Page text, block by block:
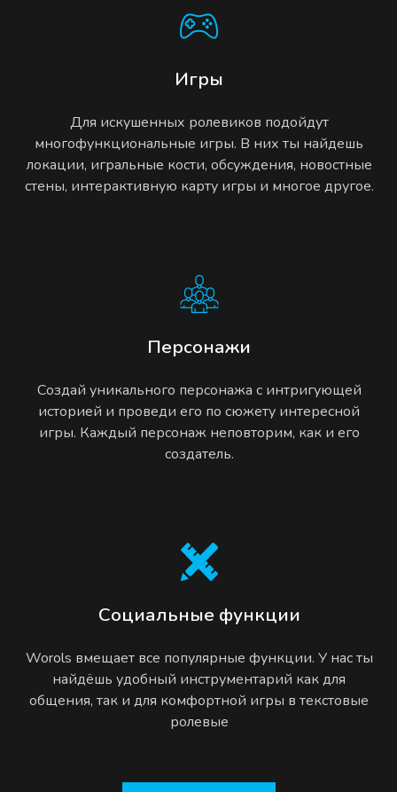
Игры
Для искушенных ролевиков подойдут
многофункциональные игры. В них ты найдешь
локации, игральные кости, обсуждения, новостные
стены, интерактивную карту игры и многое другое.
Персонажи
Создай уникального персонажа с интригующей
историей и проведи его по сюжету интересной
игры. Каждый персонаж неповторим, как и его
создатель.
Социальные функции
Worols вмещает все популярные функции. У нас ты
найдёшь удобный инструментарий как для
общения, так и для комфортной игры в текстовые
ролевые